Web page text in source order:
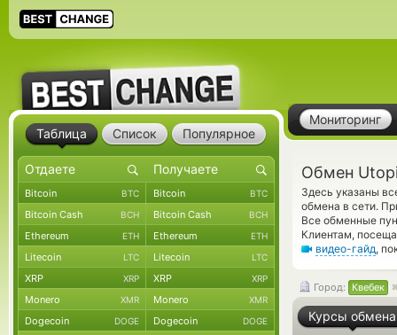
Мониторинг
Обмен
Здесь указаны
обмена в сети.
Все обменные
Клиентам,
видео-гайд,
Город: Квебек
Курсы обмена
Таблица Список Популярное
Bitcoin BTC Bitcoin BTC
Bitcoin Cash BCH Bitcoin Cash BCH
Ethereum ETH Ethereum ETH
Litecoin LTC Litecoin LTC
XRP XRP XRP XRP
Monero XMR Monero XMR
Dogecoin DOGE Dogecoin DOGE